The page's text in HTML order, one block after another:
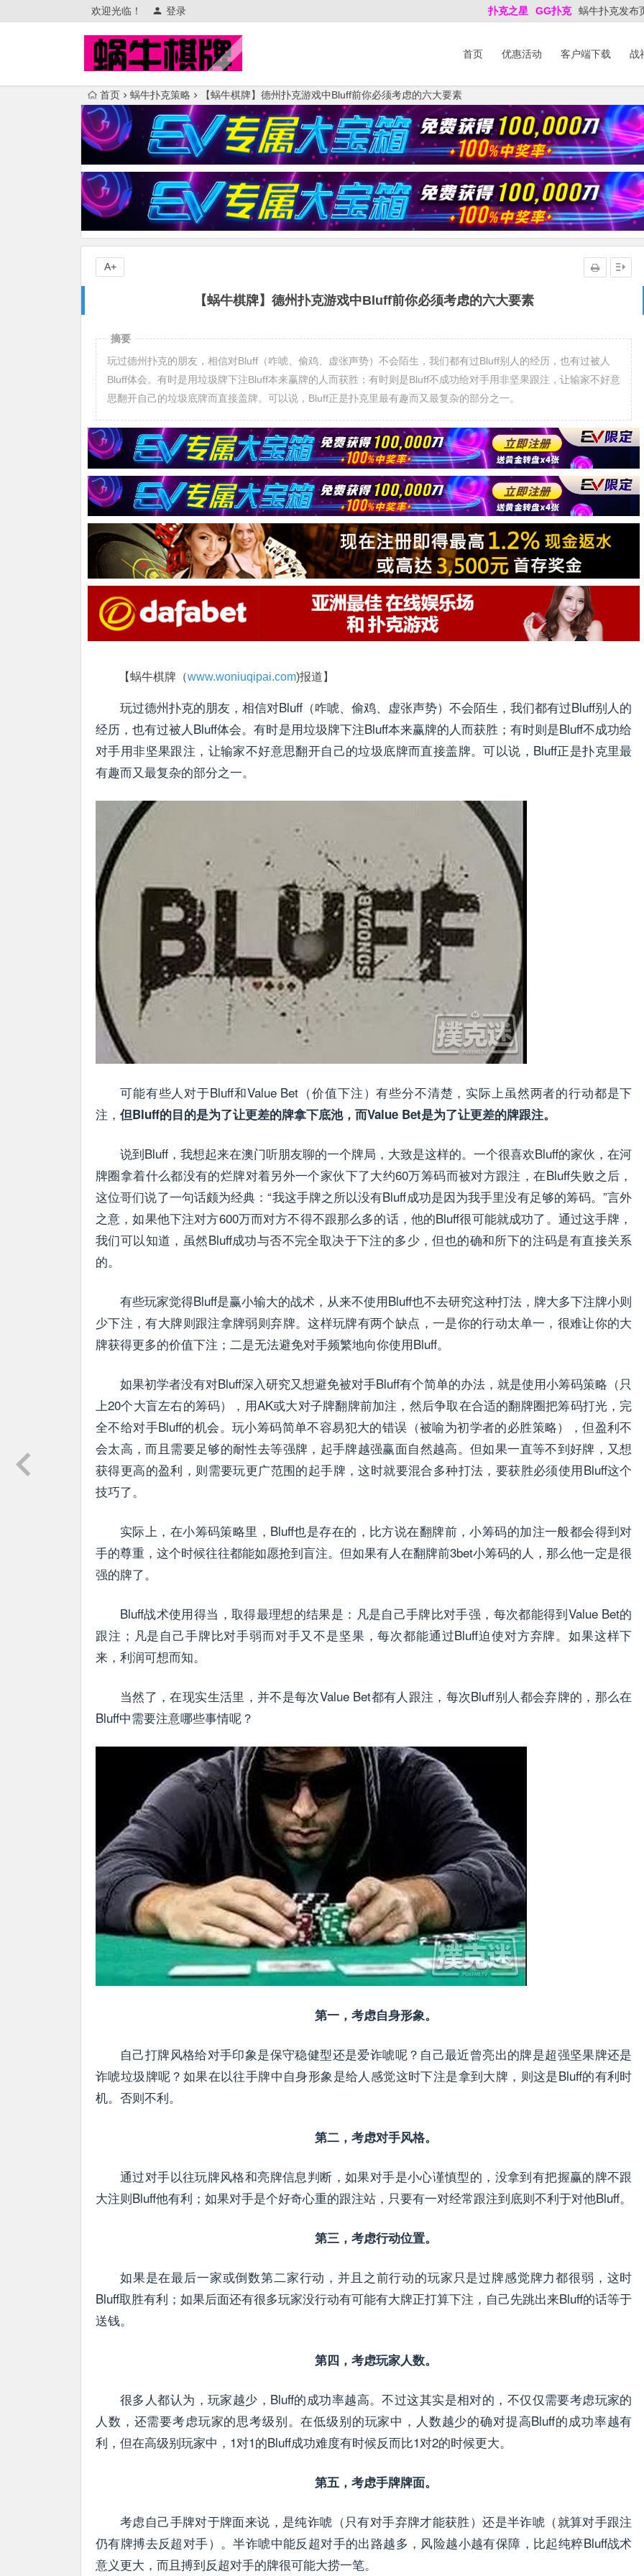
欢迎光临！ 登录 扑克之星 GG扑克 蜗牛扑克发布
首页 优惠活动 客户端下载 战
首页 蜗牛扑克策略 【蜗牛棋牌】德州扑克游戏中Bluff前你必须考虑的六大要素
【蜗牛棋牌】德州扑克游戏中Bluff前你必须考虑的六大要素
A+
摘要
玩过德州扑克的朋友，相信对Bluff（咋唬、偷鸡、虚张声势）不会陌生，我们都有过Bluff别人的经历，也有过被人
Bluff体会。有时是用垃圾牌下注Bluff本来赢牌的人而获胜；有时则是Bluff不成功给对手用非坚果跟注，让输家不好意
思翻开自己的垃圾底牌而直接盖牌。可以说，Bluff正是扑克里最有趣而又最复杂的部分之一。
【蜗牛棋牌（www.woniuqipai.com)报道】
玩过德州扑克的朋友，相信对Bluff（咋唬、偷鸡、虚张声势）不会陌生，我们都有过Bluff别人的
经历，也有过被人Bluff体会。有时是用垃圾牌下注Bluff本来赢牌的人而获胜；有时则是Bluff不成功给
对手用非坚果跟注，让输家不好意思翻开自己的垃圾底牌而直接盖牌。可以说，Bluff正是扑克里最
有趣而又最复杂的部分之一。
可能有些人对于Bluff和Value Bet（价值下注）有些分不清楚，实际上虽然两者的行动都是下
注， 但Bluff的目的是为了让更差的牌拿下底池，而Value Bet是为了让更差的牌跟注。
说到Bluff，我想起来在澳门听朋友聊的一个牌局，大致是这样的。一个很喜欢Bluff的家伙，在河
牌圈拿着什么都没有的烂牌对着另外一个家伙下了大约60万筹码而被对方跟注，在Bluff失败之后，
这位哥们说了一句话颇为经典：“我这手牌之所以没有Bluff成功是因为我手里没有足够的筹码。”言外
之意，如果他下注对方600万而对方不得不跟那么多的话，他的Bluff很可能就成功了。通过这手牌，
我们可以知道，虽然Bluff成功与否不完全取决于下注的多少，但也的确和所下的注码是有直接关系
的。
有些玩家觉得Bluff是赢小输大的战术，从来不使用Bluff也不去研究这种打法，牌大多下注牌小则
少下注，有大牌则跟注拿牌弱则弃牌。这样玩牌有两个缺点，一是你的行动太单一，很难让你的大
牌获得更多的价值下注；二是无法避免对手频繁地向你使用Bluff。
如果初学者没有对Bluff深入研究又想避免被对手Bluff有个简单的办法，就是使用小筹码策略（只
上20个大盲左右的筹码），用AK或大对子牌翻牌前加注，然后争取在合适的翻牌圈把筹码打光，完
全不给对手Bluff的机会。玩小筹码简单不容易犯大的错误（被喻为初学者的必胜策略），但盈利不
会太高，而且需要足够的耐性去等强牌，起手牌越强赢面自然越高。但如果一直等不到好牌，又想
获得更高的盈利，则需要玩更广范围的起手牌，这时就要混合多种打法，要获胜必须使用Bluff这个
技巧了。
实际上，在小筹码策略里，Bluff也是存在的，比方说在翻牌前，小筹码的加注一般都会得到对
手的尊重，这个时候往往都能如愿抢到盲注。但如果有人在翻牌前3bet小筹码的人，那么他一定是很
强的牌了。
Bluff战术使用得当，取得最理想的结果是：凡是自己手牌比对手强，每次都能得到Value Bet的
跟注；凡是自己手牌比对手弱而对手又不是坚果，每次都能通过Bluff迫使对方弃牌。如果这样下
来，利润可想而知。
当然了，在现实生活里，并不是每次Value Bet都有人跟注，每次Bluff别人都会弃牌的，那么在
Bluff中需要注意哪些事情呢？
第一，考虑自身形象。
自己打牌风格给对手印象是保守稳健型还是爱诈唬呢？自己最近曾亮出的牌是超强坚果牌还是
诈唬垃圾牌呢？如果在以往手牌中自身形象是给人感觉这时下注是拿到大牌，则这是Bluff的有利时
机。否则不利。
第二，考虑对手风格。
通过对手以往玩牌风格和亮牌信息判断，如果对手是小心谨慎型的，没拿到有把握赢的牌不跟
大注则Bluff他有利；如果对手是个好奇心重的跟注站，只要有一对经常跟注到底则不利于对他Bluff。
第三，考虑行动位置。
如果是在最后一家或倒数第二家行动，并且之前行动的玩家只是过牌感觉牌力都很弱，这时
Bluff取胜有利；如果后面还有很多玩家没行动有可能有大牌正打算下注，自己先跳出来Bluff的话等于
送钱。
第四，考虑玩家人数。
很多人都认为，玩家越少，Bluff的成功率越高。不过这其实是相对的，不仅仅需要考虑玩家的
人数，还需要考虑玩家的思考级别。在低级别的玩家中，人数越少的确对提高Bluff的成功率越有
利，但在高级别玩家中，1对1的Bluff成功难度有时候反而比1对2的时候更大。
第五，考虑手牌牌面。
考虑自己手牌对于牌面来说，是纯诈唬（只有对手弃牌才能获胜）还是半诈唬（就算对手跟注
仍有牌搏去反超对手）。半诈唬中能反超对手的出路越多，风险越小越有保障，比起纯粹Bluff战术
意义更大，而且搏到反超对手的牌很可能大捞一笔。